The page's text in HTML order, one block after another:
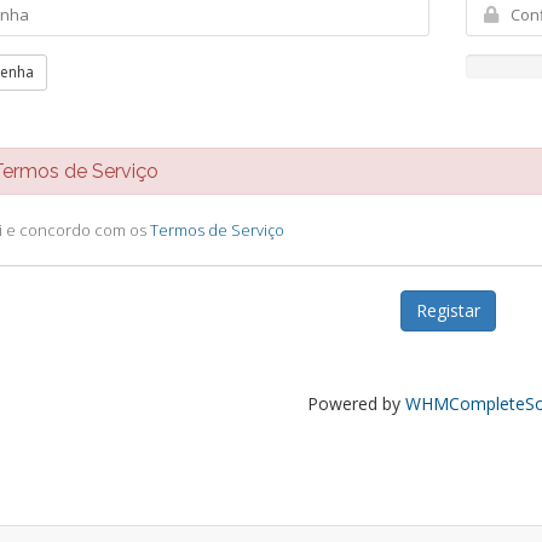
de Serviço
e concordo com osTermos de Serviço
Powered by